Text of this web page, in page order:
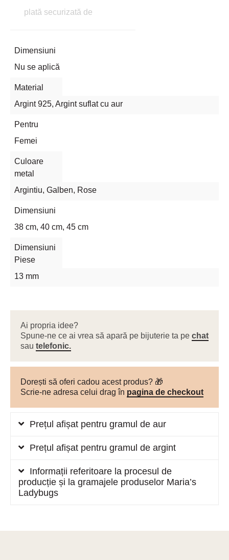
plată securizată de
Dimensiuni
Nu se aplică
Material
Argint 925, Argint suflat cu aur
Pentru
Femei
Culoare
metal
Argintiu, Galben, Rose
Dimensiuni
38 cm, 40 cm, 45 cm
Dimensiuni
Piese
13 mm
Ai propria idee?
Spune-ne ce ai vrea să apară pe bijuterie ta pe chat
sau telefonic.
Dorești să oferi cadou acest produs? 🎁
Scrie-ne adresa celui drag în pagina de checkout
Prețul afișat pentru gramul de aur
Prețul afișat pentru gramul de argint
Informații referitoare la procesul de
producție și la gramajele produselor Maria’s
Ladybugs